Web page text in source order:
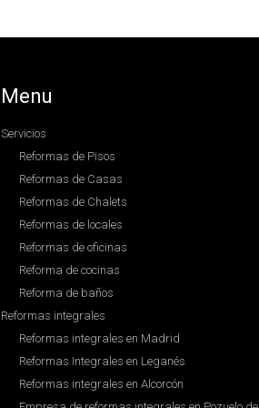
Menu
Servicios
Reformas de Pisos
Reformas de Casas
Reformas de Chalets
Reformas de locales
Reformas de oficinas
Reforma de cocinas
Reforma de baños
Reformas integrales
Reformas integrales en Madrid
Reformas Integrales en Leganés
Reformas integrales en Alcorcón